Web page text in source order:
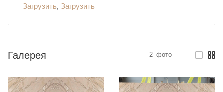
Загрузить, Загрузить
Галерея 2 фото